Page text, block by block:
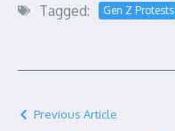
Tagged: Gen Z Protests
Previous Article